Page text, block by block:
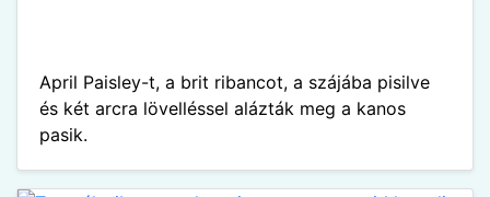
April Paisley-t, a brit ribancot, a szájába pisilve
és két arcra lövelléssel alázták meg a kanos
pasik.